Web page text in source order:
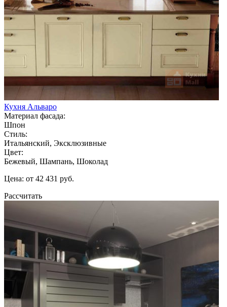
Кухня Альваро
Материал фасада:
Шпон
Стиль:
Итальянский, Эксклюзивные
Цвет:
Бежевый, Шампань, Шоколад
Цена: от 42 431 руб.
Рассчитать